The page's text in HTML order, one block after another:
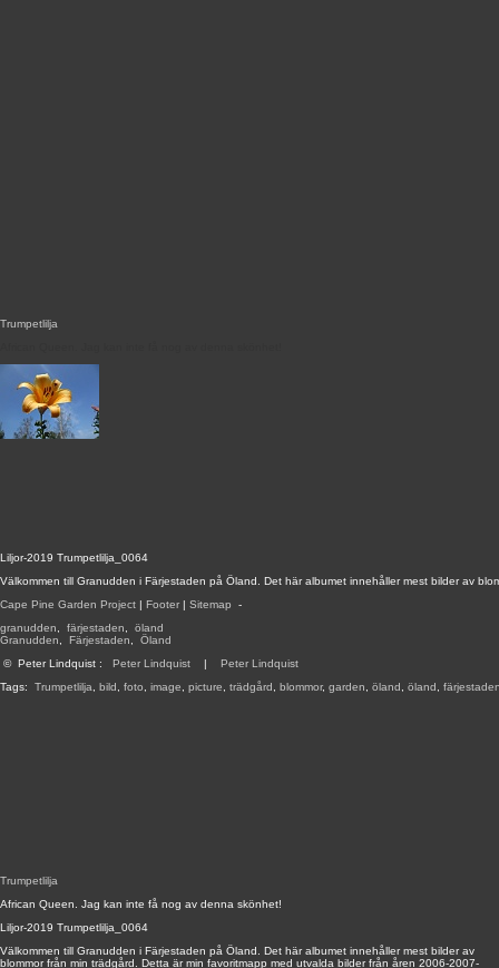
Liljor-2019 Trumpetlilja_0064
Välkommen till Granudden i Färjestaden på Öland. Det här albumet innehåller mest bilder av
Cape Pine Garden Project | Footer | Sitemap -
granudden
färjestaden
öland
Granudden
Färjestaden
Öland
© Peter Lindquist : Peter Lindquist | Peter Lindquist
Tags: Trumpetlilja bild foto image picture trädgård blommor, garden öland öland
Trumpetlilja
Trumpetlilja
African Queen. Jag kan inte få nog av denna skönhet!
Liljor-2019 Trumpetlilja_0064
Välkommen till Granudden i Färjestaden på Öland. Det här albumet innehåller mest bilder av
blommor från min trädgård. Detta är min favoritmapp med utvalda bilder från åren 2006-2007-